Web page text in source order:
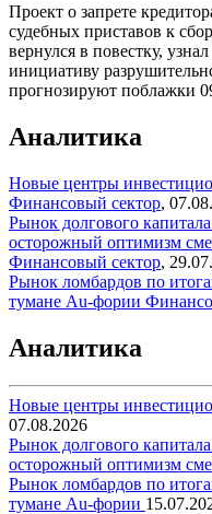
Проект о запрете
судебных приставов к
вернулся в повестку,
инициативу
прогнозируют поблажки
Аналитика
Новые центры
Финансовый сектор,
Рынок долгового
осторожный оптимизм
Финансовый сектор,
Рынок ломбардов по
тумане Au-фории
Аналитика
Новые центры
07.08.2026
Рынок долгового
осторожный оптимизм
Рынок ломбардов по
тумане Au-фории